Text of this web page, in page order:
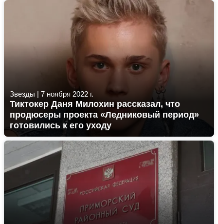
Звезды | 7 ноября 2022 г.
Тиктокер Даня Милохин рассказал, что
продюсеры проекта «Ледниковый период»
готовились к его уходу